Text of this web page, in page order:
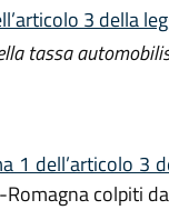
3 della
tassa
1 dell’articolo 3
colpiti